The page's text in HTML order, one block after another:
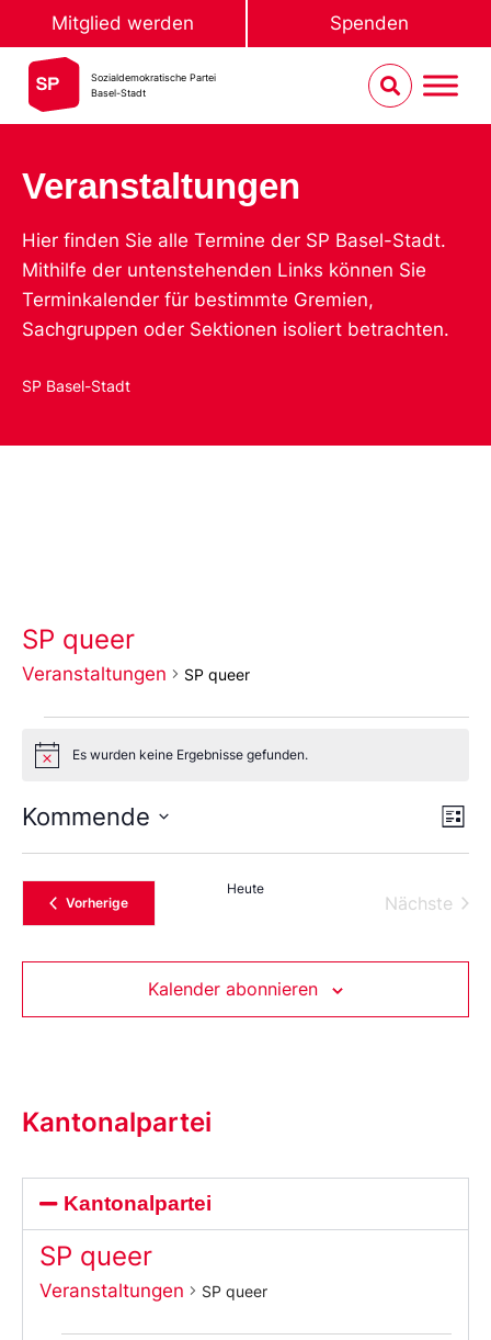
Mitglied werden Spenden
Sozialdemokratische Partei
Basel-Stadt
Veranstaltungen
Hier finden Sie alle Termine der SP Basel-Stadt.
Mithilfe der untenstehenden Links können Sie
Terminkalender für bestimmte Gremien,
Sachgruppen oder Sektionen isoliert betrachten.
SP Basel-Stadt
SP queer
Veranstaltungen SP queer
NoticeEs wurden keine Ergebnisse gefunden.
Liste
Kommende
Sie
das
Datum
aus.
VorherigeVeranstaltungen
Heute
Nächste
Kalender abonnieren
Kantonalpartei
Kantonalpartei
SP queer
Veranstaltungen SP queer